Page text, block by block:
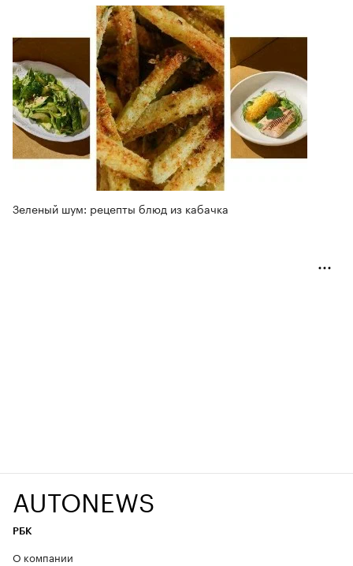
Зеленый шум: рецепты блюд из кабачка
AUTONEWS
РБК
О компании